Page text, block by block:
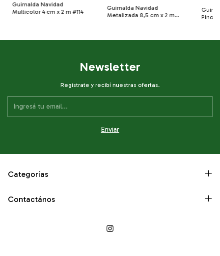
Guirnalda Navidad
Multicolor 4 cm x 2 m #114
Guirnalda Navidad
Metalizada 8,5 cm x 2 m
Pino
Newsletter
Registrate y recibí nuestras ofertas.
Categorías
Contactános